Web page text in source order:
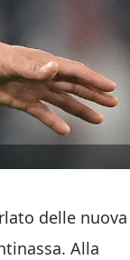
delle nuova
Alla